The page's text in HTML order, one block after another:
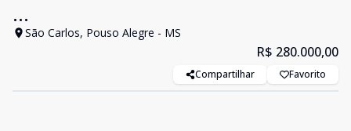
...
São Carlos, Pouso Alegre - MS
R$ 280.000,00
Compartilhar Favorito